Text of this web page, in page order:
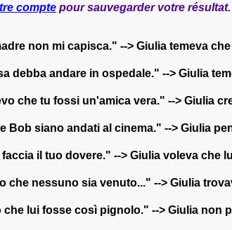
compte pour sauvegarder votre résultat.
non mi capisca." --> Giulia temeva
debba andare in ospedale." --> Giulia
che tu fossi un'amica vera." --> Giulia
Bob siano andati al cinema." --> Giulia
il tuo dovere." --> Giulia voleva che
che nessuno sia venuto..." --> Giulia
lui fosse così pignolo." --> Giulia non